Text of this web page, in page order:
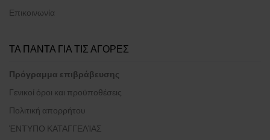
Επικοινωνία
ΤΑ ΠΑΝΤΑ ΓΙΑ ΤΙΣ ΑΓΟΡΕΣ
Πρόγραμμα επιβράβευσης
Γενικοί όροι και προϋποθέσεις
Πολιτική απορρήτου
ΈΝΤΥΠΟ ΚΑΤΑΓΓΕΛΊΑΣ